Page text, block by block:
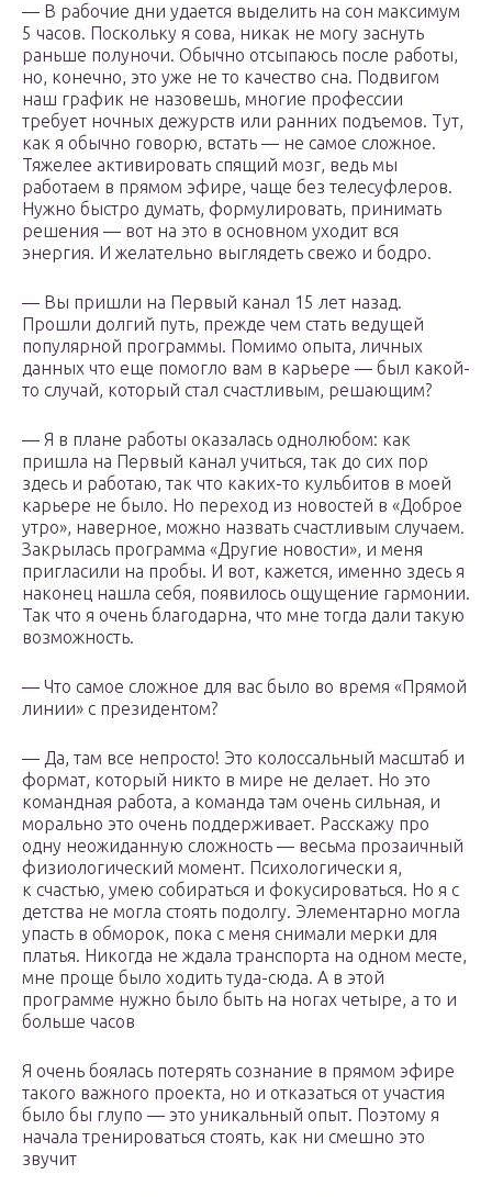
— В рабочие дни удается выделить на сон максимум
5 часов. Поскольку я сова, никак не могу заснуть
раньше полуночи. Обычно отсыпаюсь после работы,
но, конечно, это уже не то качество сна. Подвигом
наш график не назовешь, многие профессии
требует ночных дежурств или ранних подъемов. Тут,
как я обычно говорю, встать — не самое сложное.
Тяжелее активировать спящий мозг, ведь мы
работаем в прямом эфире, чаще без телесуфлеров.
Нужно быстро думать, формулировать, принимать
решения — вот на это в основном уходит вся
энергия. И желательно выглядеть свежо и бодро.
— Вы пришли на Первый канал 15 лет назад.
Прошли долгий путь, прежде чем стать ведущей
популярной программы. Помимо опыта, личных
данных что еще помогло вам в карьере — был какой-
то случай, который стал счастливым, решающим?
— Я в плане работы оказалась однолюбом: как
пришла на Первый канал учиться, так до сих пор
здесь и работаю, так что каких-то кульбитов в моей
карьере не было. Но переход из новостей в «Доброе
утро», наверное, можно назвать счастливым случаем.
Закрылась программа «Другие новости», и меня
пригласили на пробы. И вот, кажется, именно здесь я
наконец нашла себя, появилось ощущение гармонии.
Так что я очень благодарна, что мне тогда дали такую
возможность.
— Что самое сложное для вас было во время «Прямой
линии» с президентом?
— Да, там все непросто! Это колоссальный масштаб и
формат, который никто в мире не делает. Но это
командная работа, а команда там очень сильная, и
морально это очень поддерживает. Расскажу про
одну неожиданную сложность — весьма прозаичный
физиологический момент. Психологически я,
к счастью, умею собираться и фокусироваться. Но я с
детства не могла стоять подолгу. Элементарно могла
упасть в обморок, пока с меня снимали мерки для
платья. Никогда не ждала транспорта на одном месте,
мне проще было ходить туда-сюда. А в этой
программе нужно было быть на ногах четыре, а то и
больше часов
Я очень боялась потерять сознание в прямом эфире
такого важного проекта, но и отказаться от участия
было бы глупо — это уникальный опыт. Поэтому я
начала тренироваться стоять, как ни смешно это
звучит